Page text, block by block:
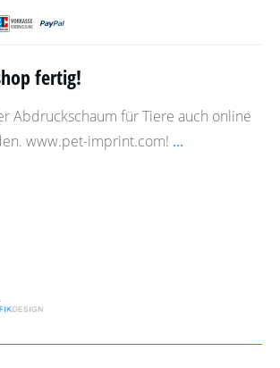
fertig!
Abdruckschaum für Tiere auch online
www.pet-imprint.com! ...